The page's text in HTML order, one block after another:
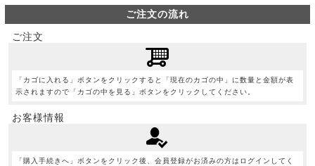
ご注文の流れ
ご注文
「カゴに入れる」ボタンをクリックすると「現在のカゴの中」に数量と金額が表
示されますので「カゴの中を見る」ボタンをクリックしてください。
お客様情報
「購入手続きへ」ボタンをクリック後、会員登録がお済みの方はログインしてく